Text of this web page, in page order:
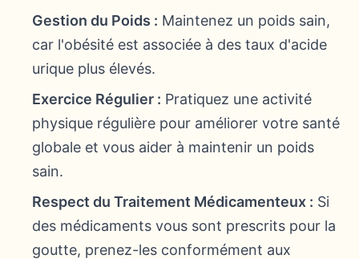
Gestion du Poids : Maintenez un poids sain,
car l'obésité est associée à des taux d'acide
urique plus élevés.
Exercice Régulier : Pratiquez une activité
physique régulière pour améliorer votre santé
globale et vous aider à maintenir un poids
sain.
Respect du Traitement Médicamenteux : Si
des médicaments vous sont prescrits pour la
goutte, prenez-les conformément aux